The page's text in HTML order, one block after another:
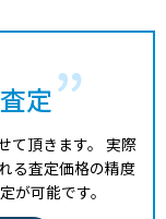
定
頂きます。 実際
る査定価格の精度
が可能です。